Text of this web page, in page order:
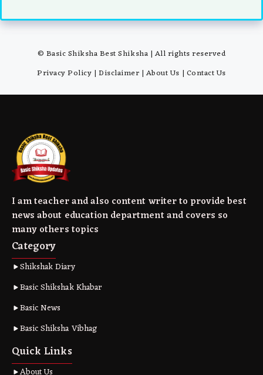
© Basic Shiksha Best Shiksha | All rights reserved
Privacy Policy |Disclaimer | About Us | Contact Us
I am teacher and also content writer to provide best
news about education department and covers so
many others topics
Category
Shikshak Diary
Basic Shikshak Khabar
Basic News
Basic Shiksha Vibhag
Quick Links